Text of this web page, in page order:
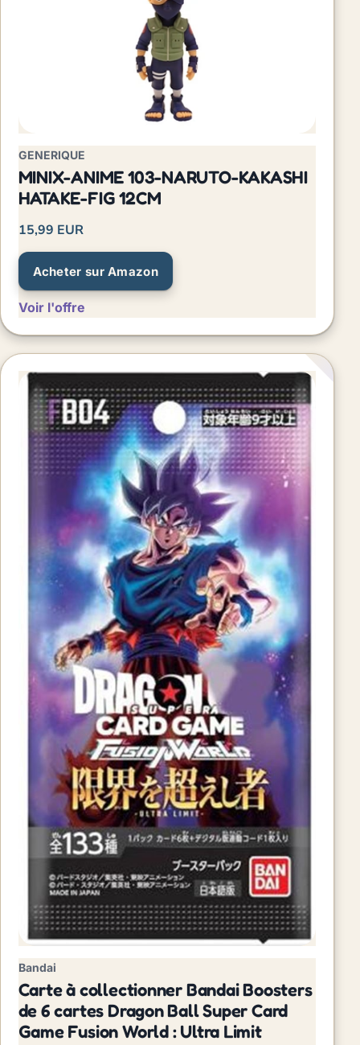
GENERIQUE
MINIX-ANIME 103-NARUTO-KAKASHI
HATAKE-FIG 12CM
15,99 EUR
Acheter sur Amazon
Voir l'offre
Bandai
Carte à collectionner Bandai Boosters
de 6 cartes Dragon Ball Super Card
Game Fusion World : Ultra Limit